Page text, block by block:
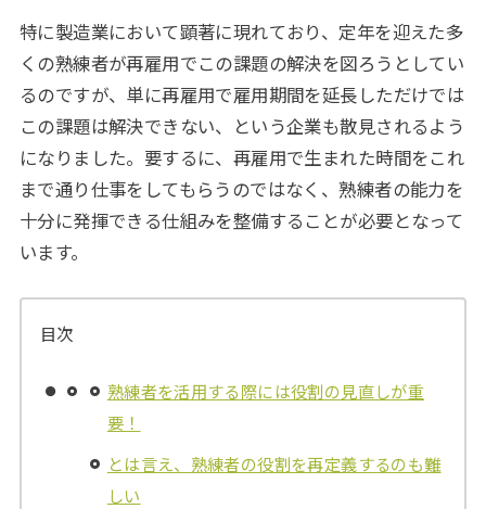
特に製造業において顕著に現れており、定年を迎えた多
くの熟練者が再雇用でこの課題の解決を図ろうとしてい
るのですが、単に再雇用で雇用期間を延長しただけでは
この課題は解決できない、という企業も散見されるよう
になりました。要するに、再雇用で生まれた時間をこれ
まで通り仕事をしてもらうのではなく、熟練者の能力を
十分に発揮できる仕組みを整備することが必要となって
います。
目次
熟練者を活用する際には役割の見直しが重
要！
とは言え、熟練者の役割を再定義するのも難
しい